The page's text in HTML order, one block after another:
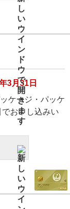
3月31日
ケージ・パッケ
お申し込みい